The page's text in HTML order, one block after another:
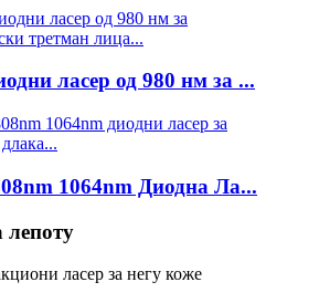
ласер од 980 нм за ...
1064nm Диодна Ла...
лепоту